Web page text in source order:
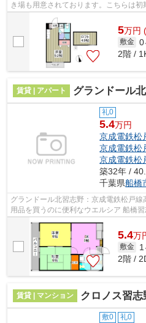
き場も用意されております。こちらは
5万円
敷金 0
2階 /
賃貸 | アパート グランドール
礼0
5.4万円
京成電鉄松
京成電鉄松
京成電鉄松
築32年 /
千葉県船橋
グランドール北習志野：京成電鉄松戸
用品を買うのに便利なウエルシア 船橋
自走式駐車場付きの物件です。初期費用...
5.4万
敷金 1
2階 /
賃貸 | マンション クロノス習
敷0 礼0